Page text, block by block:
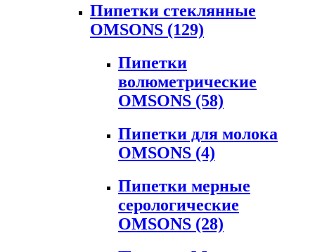
Пипетки стеклянные
OMSONS (129)
Пипетки
волюметрические
OMSONS (58)
Пипетки для молока
OMSONS (4)
Пипетки мерные
серологические
OMSONS (28)